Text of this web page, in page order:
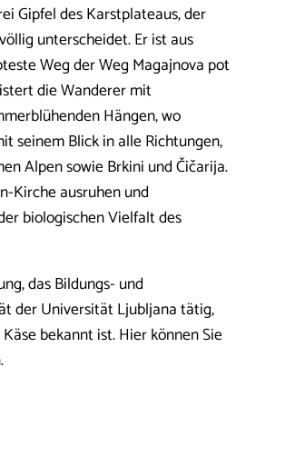
Gipfel des Karstplateaus, der
unterscheidet. Er ist aus
Weg der Weg Magajnova pot
die Wanderer mit
Hängen, wo
seinem Blick in alle Richtungen,
Alpen sowie Brkini und Čičarija.
Kirche ausruhen und
biologischen Vielfalt des
das Bildungs- und
der Universität Ljubljana tätig,
bekannt ist. Hier können Sie